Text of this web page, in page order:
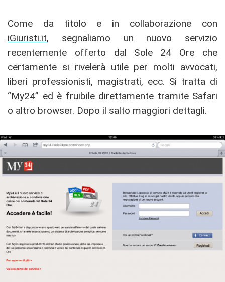
Come da titolo e in collaborazione con
iGiuristi.it, segnaliamo un nuovo servizio
recentemente offerto dal Sole 24 Ore che
certamente si rivelerà utile per molti avvocati,
liberi professionisti, magistrati, ecc. Si tratta di
“My24” ed è fruibile direttamente tramite Safari
o altro browser. Dopo il salto maggiori dettagli.